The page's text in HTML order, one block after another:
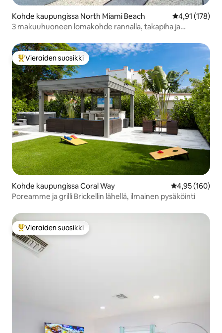
Kohde kaupungissa North Miami Beach
4,91 (178)
3 makuuhuoneen lomakohde rannalla, takapiha ja
Vieraiden suosikkien parhaimmistoa
Vieraiden suosikki
Kohde kaupungissa Coral Way
4,95 (160)
Poreamme ja grilli Brickellin lähellä, ilmainen pysäköinti
Vieraiden suosikkien parhaimmistoa
Vieraiden suosikki